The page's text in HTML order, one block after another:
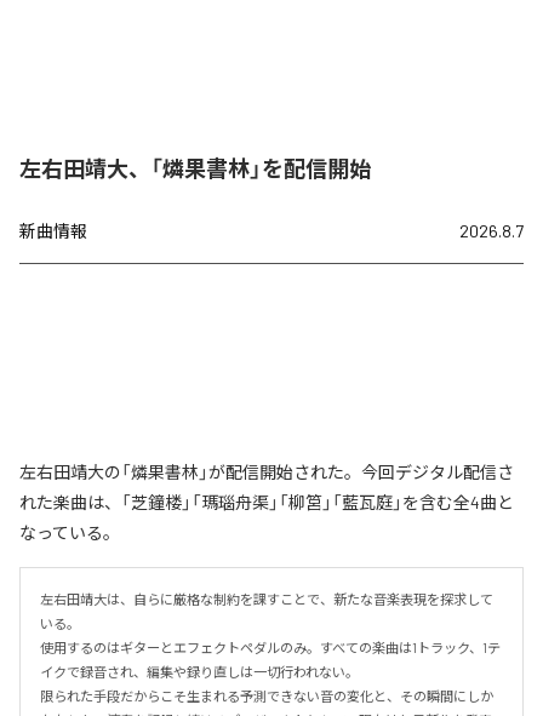
左右田靖大、「燐果書林」を配信開始
新曲情報 2026.8.7
左右田靖大の「燐果書林」が配信開始された。今回デジタル配信さ
れた楽曲は、「芝鐘楼」「瑪瑙舟渠」「柳筥」「藍瓦庭」を含む全4曲と
なっている。
左右田靖大は、自らに厳格な制約を課すことで、新たな音楽表現を探求して
いる。
使用するのはギターとエフェクトペダルのみ。すべての楽曲は1トラック、1テ
イクで録音され、編集や録り直しは一切行われない。
限られた手段だからこそ生まれる予測できない音の変化と、その瞬間にしか